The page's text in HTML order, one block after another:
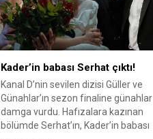
Kader’in babası Serhat çıktı!
Kanal D’nin sevilen dizisi Güller ve
Günahlar’ın sezon finaline günahlar
damga vurdu. Hafızalara kazınan
bölümde Serhat’ın, Kader’in babası